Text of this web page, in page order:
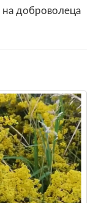
на доброволеца